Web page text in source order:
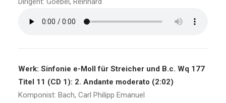
Werk: Sinfonie e-Moll für Streicher und B.c. Wq 177
Titel 11 (CD 1): 2. Andante moderato (2:02)
Komponist: Bach, Carl Philipp Emanuel